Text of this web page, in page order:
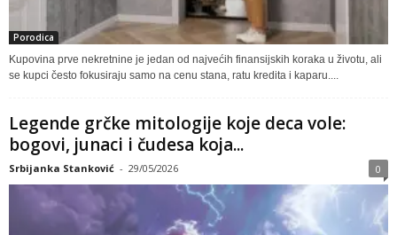
Porodica
Kupovina prve nekretnine je jedan od najvećih finansijskih koraka u životu, ali
se kupci često fokusiraju samo na cenu stana, ratu kredita i kaparu....
Legende grčke mitologije koje deca vole:
bogovi, junaci i čudesa koja...
Srbijanka Stanković - 29/05/2026 0